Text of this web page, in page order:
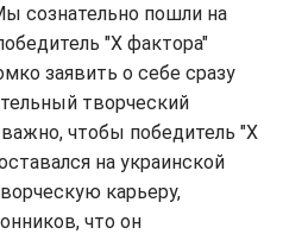
сознательно пошли на
"Х фактора"
заявить о себе сразу
творческий
чтобы победитель "Х
на украинской
карьеру,
что он